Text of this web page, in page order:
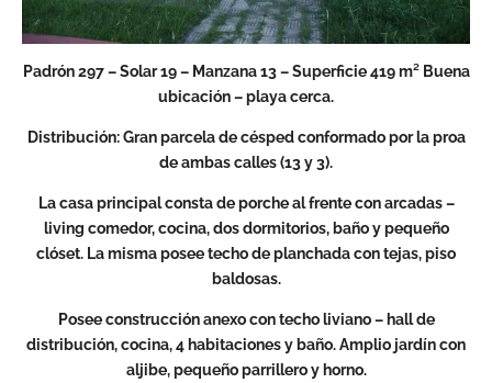
Padrón297 – Solar 19 – Manzana 13 – Superficie 419 m² Buena
ubicación – playa cerca.
Distribución: Gran parcela de césped conformado por la proa
de ambas calles (13 y 3).
La casa principal consta de porche al frente con arcadas –
living comedor, cocina, dos dormitorios, baño y pequeño
clóset. La misma posee techo de planchada con tejas, piso
baldosas.
Posee construcción anexo con techo liviano – hall de
distribución, cocina, 4 habitaciones y baño. Amplio jardín con
aljibe, pequeño parrillero y horno.